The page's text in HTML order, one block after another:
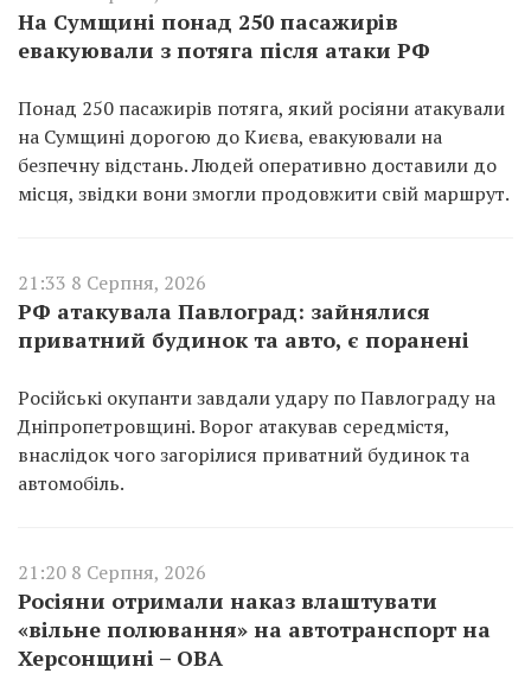
На Сумщині понад 250 пасажирів
евакуювали з потяга після атаки РФ
Понад 250 пасажирів потяга, який росіяни атакували
на Сумщині дорогою до Києва, евакуювали на
безпечну відстань. Людей оперативно доставили до
місця, звідки вони змогли продовжити свій маршрут.
21:33 8 Серпня, 2026
РФ атакувала Павлоград: зайнялися
приватний будинок та авто, є поранені
Російські окупанти завдали удару по Павлограду на
Дніпропетровщині. Ворог атакував середмістя,
внаслідок чого загорілися приватний будинок та
автомобіль.
21:20 8 Серпня, 2026
Росіяни отримали наказ влаштувати
«вільне полювання» на автотранспорт на
Херсонщині – ОВА